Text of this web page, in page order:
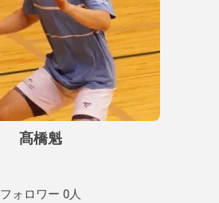
髙橋魁
フォロワー 0人